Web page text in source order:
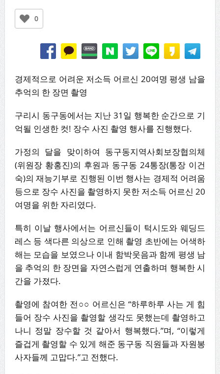
0
경제적으로 어려운 저소득 어르신 20여명 평생 남을
추억의 한 장면 촬영
구리시 동구동에서는 지난 31일 행복한 순간으로 기
억될 인생한 컷! 장수 사진 촬영 행사를 진행했다.
가정의 달을 맞이하여 동구동지역사회보장협의체
(위원장 황홍진)의 후원과 동구동 24통장(통장 이건
숙)의 재능기부로 진행된 이번 행사는 경제적 어려움
등으로 장수 사진을 촬영하지 못한 저소득 어르신 20
여명을 위한 자리였다.
특히 이날 행사에서는 어르신들이 턱시도와 웨딩드
레스 등 색다른 의상으로 인해 촬영 초반에는 어색하
해는 모습을 보였으나 이내 함박웃음과 함께 평생 남
을 추억의 한 장면을 자연스럽게 연출하며 행복한 시
간을 가졌다.
촬영에 참여한 전○○ 어르신은 “하루하루 사는 게 힘
들어 장수 사진을 촬영할 생각도 못했는데 촬영하고
나니 정말 장수할 것 같아서 행복했다.”며, “이렇게
즐겁게 촬영할 수 있게 해준 동구동 직원들과 자원봉
사자들께 고맙다.”고 전했다.